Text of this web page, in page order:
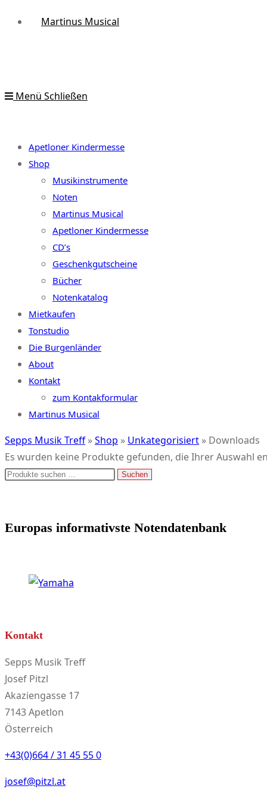
Martinus Musical
Menü Schließen
Apetloner Kindermesse
Shop
Musikinstrumente
Noten
Martinus Musical
Apetloner Kindermesse
CD’s
Geschenkgutscheine
Bücher
Notenkatalog
Mietkaufen
Tonstudio
Die Burgenländer
About
Kontakt
zum Kontakformular
Martinus Musical
Sepps Musik Treff»Shop » Unkategorisiert » Downloads
Es wurden keine Produkte gefunden, die Ihrer Auswahl
Suchen
Suchen
Europas informativste Notendatenbank
Kontakt
Sepps Musik Treff
Josef Pitzl
Akaziengasse 17
7143 Apetlon
Österreich
+43(0)664 / 31 45 55 0
josef@pitzl.at